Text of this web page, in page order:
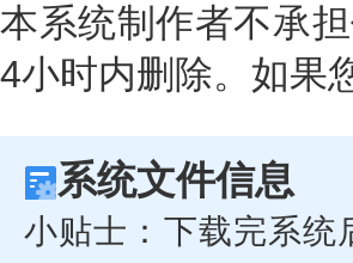
本系统制作者不承
4小时内删除。如果
系统文件信息
小贴士：下载完系统